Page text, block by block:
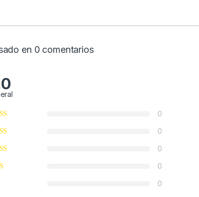
en 0 comentarios
0
0
0
0
0